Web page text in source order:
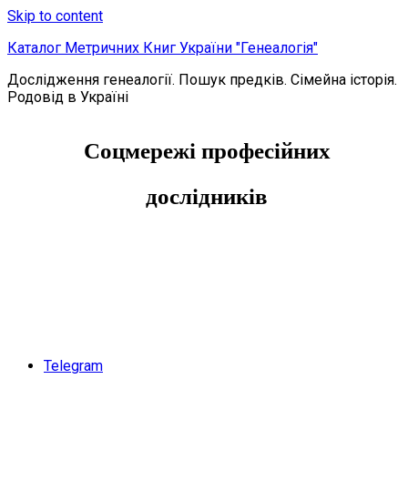
Skip to content
Каталог Метричних Книг України "Генеалогія"
Дослідження генеалогії. Пошук предків. Сімейна історія.
Родовід в Україні
Соцмережі професійних
дослідників
Telegram